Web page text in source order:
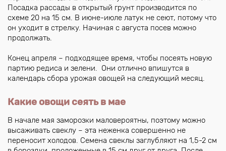
Посадка рассады в открытый грунт производится по
схеме 20 на 15 см. В июне-июле латук не сеют, потому что
он уходит в стрелку. Начиная с августа посев можно
продолжать.
Конец апреля – подходящее время, чтобы посеять новую
партию редиса и зелени. Они отлично впишутся в
календарь сбора урожая овощей на следующий месяц.
Какие овощи сеять в мае
В начале мая заморозки маловероятны, поэтому можно
высаживать свеклу – эта неженка совершенно не
переносит холодов. Семена свеклы заглубляют на 1,5-2 см